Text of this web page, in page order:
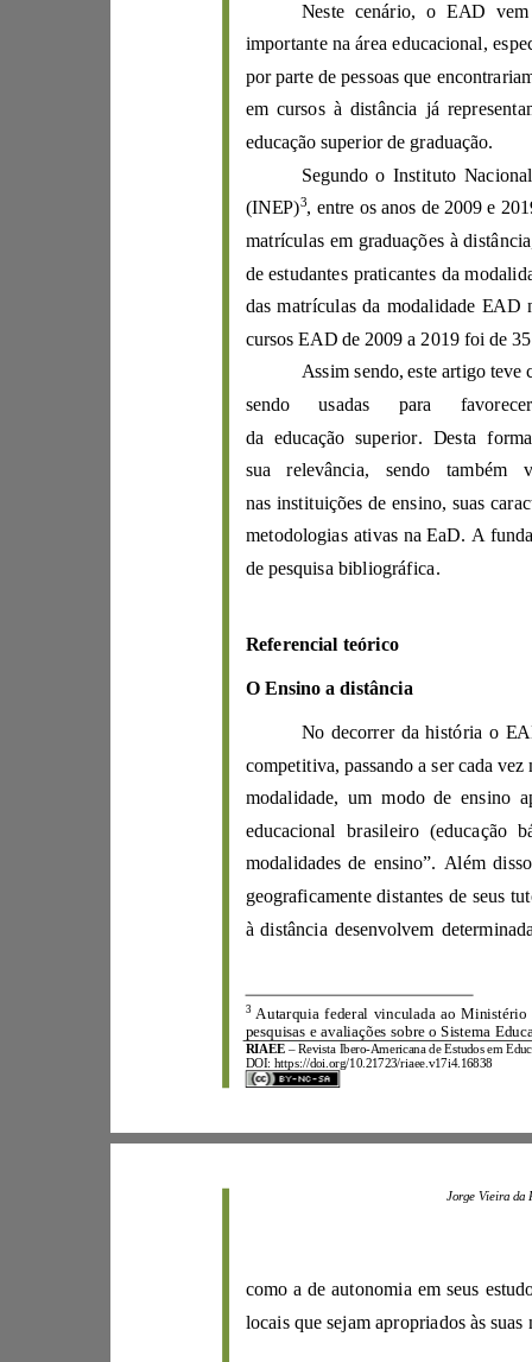
RIAEE – Revista Ibero-
DOI:
https://doi.org/10.21723/riaee.v17i4.16838
importante na área educacional,
por
educação superior de graduação.
(INEP)3,
Assim sendo, este
metodologias ativas na EaD.
de
pesquisa bibliogr áfica.
Referencial teórico
O E nsino a distância
competitiva,
modalidades de ensino”.
3 A utarquia federal vinculada ao Minis
locais que sejam apropriados à